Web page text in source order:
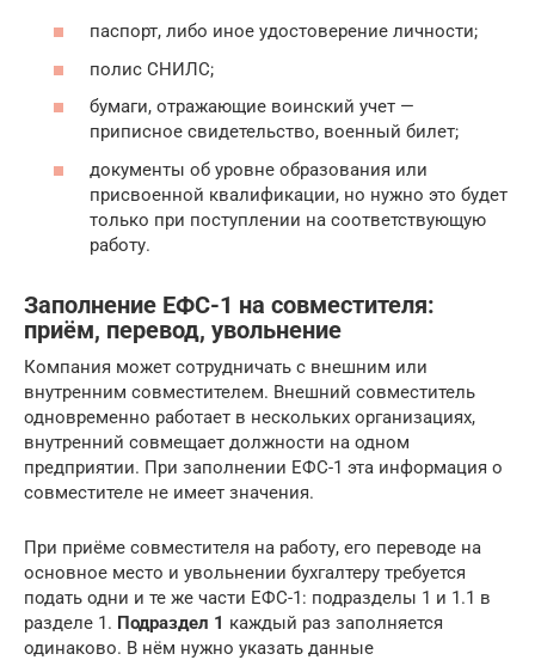
паспорт, либо иное удостоверение личности;
полис СНИЛС;
бумаги, отражающие воинский учет —
приписное свидетельство, военный билет;
документы об уровне образования или
присвоенной квалификации, но нужно это будет
только при поступлении на соответствующую
работу.
Заполнение ЕФС-1 на совместителя:
приём, перевод, увольнение
Компания может сотрудничать с внешним или
внутренним совместителем. Внешний совместитель
одновременно работает в нескольких организациях,
внутренний совмещает должности на одном
предприятии. При заполнении ЕФС-1 эта информация о
совместителе не имеет значения.
При приёме совместителя на работу, его переводе на
основное место и увольнении бухгалтеру требуется
подать одни и те же части ЕФС-1: подразделы 1 и 1.1 в
разделе 1. Подраздел 1 каждый раз заполняется
одинаково. В нём нужно указать данные